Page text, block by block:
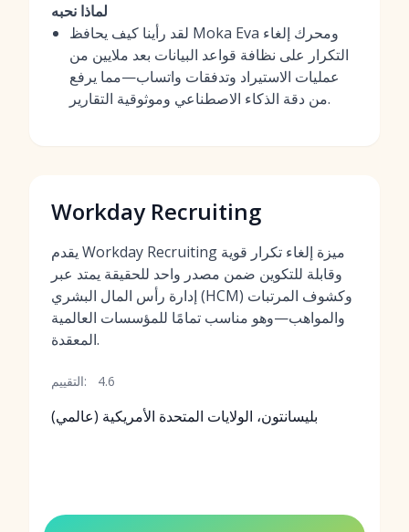
لماذا نحبه
لقد رأينا كيف يحافظ Moka Eva ومحرك إلغاء
التكرار على نظافة قواعد البيانات بعد ملايين من
عمليات الاستيراد وتدفقات واتساب—مما يرفع
من دقة الذكاء الاصطناعي وموثوقية التقارير.
Workday Recruiting
يقدم Workday Recruiting ميزة إلغاء تكرار قوية
وقابلة للتكوين ضمن مصدر واحد للحقيقة يمتد عبر
إدارة رأس المال البشري (HCM) وكشوف المرتبات
والمواهب—وهو مناسب تمامًا للمؤسسات العالمية
المعقدة.
التقييم: 4.6
بليسانتون، الولايات المتحدة الأمريكية (عالمي)